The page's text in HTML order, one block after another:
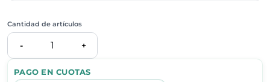
PAGO EN CUOTAS
Cantidad de artículos
- 1 +